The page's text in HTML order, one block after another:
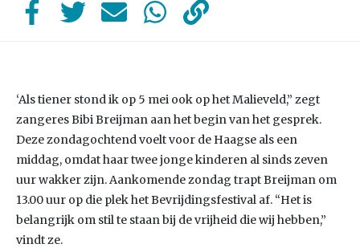
‘Als tiener stond ik op 5 mei ook op het Malieveld,” zegt
zangeres Bibi Breijman aan het begin van het gesprek.
Deze zondagochtend voelt voor de Haagse als een
middag, omdat haar twee jonge kinderen al sinds zeven
uur wakker zijn. Aankomende zondag trapt Breijman om
13.00 uur op die plek het Bevrijdingsfestival af. “Het is
belangrijk om stil te staan bij de vrijheid die wij hebben,”
vindt ze.